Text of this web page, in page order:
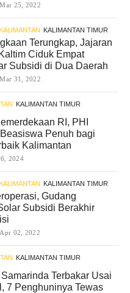
Mar 25, 2022
KALIMANTAN TIMUR
Terungkap, Jajaran
Ciduk Empat
Subsidi di Dua Daerah
Mar 31, 2022
KALIMANTAN TIMUR
RI, PHI
Penuh bagi
Kalimantan
2024
KALIMANTAN TIMUR
Gudang
Subsidi Berakhir
Apr 02, 2022
KALIMANTAN TIMUR
Terbakar Usai
7 Penghuninya Tewas